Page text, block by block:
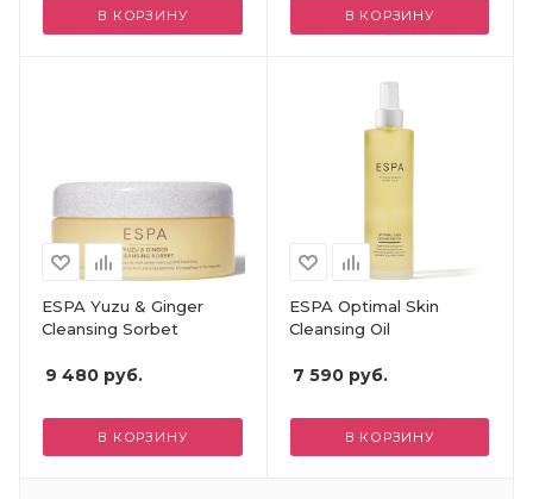
В КОРЗИНУ В КОРЗИНУ
ESPA Yuzu & Ginger
Cleansing Sorbet
9 480 руб.
В КОРЗИНУ
ESPA Optimal Skin
Cleansing Oil
7 590руб.
В КОРЗИНУ